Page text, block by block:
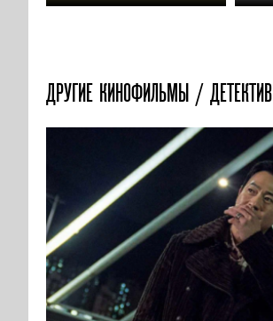
ДРУГИЕ КИНОФИЛЬМЫ / ДЕТЕКТИВ